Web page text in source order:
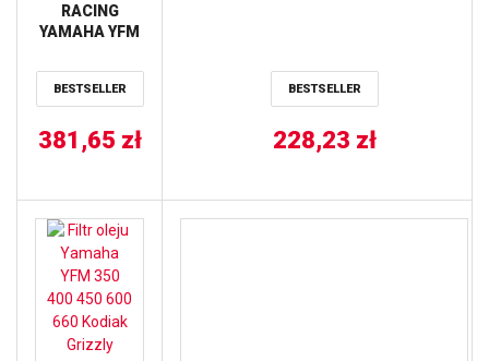
RACING
YAMAHA YFM
’04-’09
(F.2883R)
BESTSELLER
381,65 zł
BESTSELLER
228,23 zł